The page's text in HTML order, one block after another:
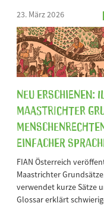
23. März 2026
Neu
Maastrichter
Einfacher
FIAN Österreich
Maastrichter
verwendet kurze Sätze
Glossar erklärt